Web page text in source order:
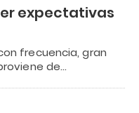
expectativas
frecuencia, gran
de…